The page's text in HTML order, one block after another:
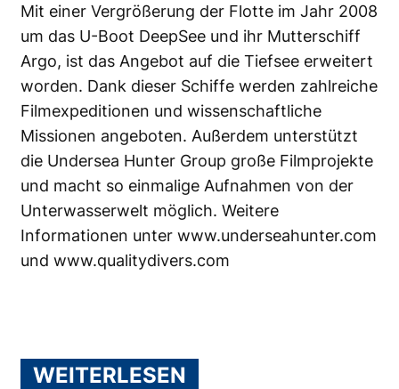
Mit einer Vergrößerung der Flotte im Jahr 2008
um das U-Boot DeepSee und ihr Mutterschiff
Argo, ist das Angebot auf die Tiefsee erweitert
worden. Dank dieser Schiffe werden zahlreiche
Filmexpeditionen und wissenschaftliche
Missionen angeboten. Außerdem unterstützt
die Undersea Hunter Group große Filmprojekte
und macht so einmalige Aufnahmen von der
Unterwasserwelt möglich. Weitere
Informationen unter www.underseahunter.com
und www.qualitydivers.com
WEITERLESEN